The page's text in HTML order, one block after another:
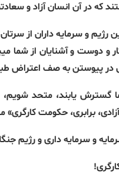
در آن انسان آزاد و
رژیم و سرمایه داران از
و دوست و آشنایان از شما
در پیوستن به صف اعتراض
گسترش یابند، متحد شویم،
برابری، حکومت
و سرمایه داری و رژیم